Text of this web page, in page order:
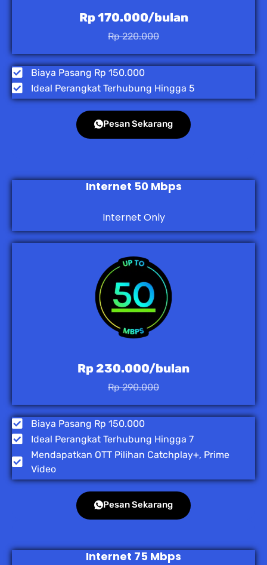
Rp 170.000/bulan
Rp 220.000
Biaya Pasang Rp 150.000
Ideal Perangkat Terhubung Hingga 5
Pesan Sekarang
Internet 50 Mbps
Internet Only
Rp 230.000/bulan
Rp 290.000
Biaya Pasang Rp 150.000
Ideal Perangkat Terhubung Hingga 7
Mendapatkan OTT Pilihan Catchplay+, Prime
Video
Pesan Sekarang
Internet 75 Mbps